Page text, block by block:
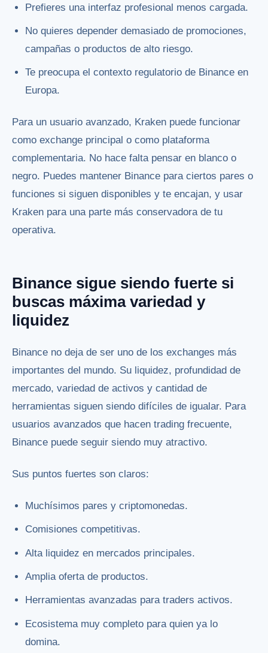
Prefieres una interfaz profesional menos cargada.
No quieres depender demasiado de promociones,
campañas o productos de alto riesgo.
Te preocupa el contexto regulatorio de Binance en
Europa.
Para un usuario avanzado, Kraken puede funcionar
como exchange principal o como plataforma
complementaria. No hace falta pensar en blanco o
negro. Puedes mantener Binance para ciertos pares o
funciones si siguen disponibles y te encajan, y usar
Kraken para una parte más conservadora de tu
operativa.
Binance sigue siendo fuerte si
buscas máxima variedad y
liquidez
Binance no deja de ser uno de los exchanges más
importantes del mundo. Su liquidez, profundidad de
mercado, variedad de activos y cantidad de
herramientas siguen siendo difíciles de igualar. Para
usuarios avanzados que hacen trading frecuente,
Binance puede seguir siendo muy atractivo.
Sus puntos fuertes son claros:
Muchísimos pares y criptomonedas.
Comisiones competitivas.
Alta liquidez en mercados principales.
Amplia oferta de productos.
Herramientas avanzadas para traders activos.
Ecosistema muy completo para quien ya lo
domina.